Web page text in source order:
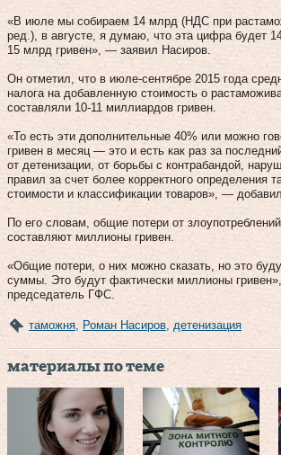
«В июле мы собираем 14 млрд (НДС при
ред.), в августе, я думаю, что эта цифра будет
15 млрд гривен», — заявил Насиров.
Он отметил, что в июле-сентябре 2015 года
налога на добавленную стоимость о
составляли 10-11 миллиардов гривен.
«То есть эти дополнительные 40% или можно
гривен в месяц — это и есть как раз за
от детенизации, от борьбы с контрабандой,
правил за счет более корректного определения
стоимости и классификации товаров», —
По его словам, общие потери от
составляют миллионы гривен.
«Общие потери, о них можно сказать, но это
суммы. Это будут фактически миллионы
председатель ГФС.
таможня Роман Насиров детенизация
материалы по теме